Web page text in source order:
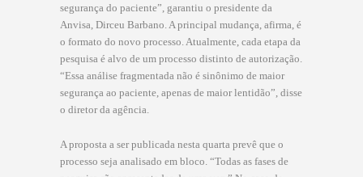
segurança do paciente”, garantiu o presidente da
Anvisa, Dirceu Barbano. A principal mudança, afirma, é
o formato do novo processo. Atualmente, cada etapa da
pesquisa é alvo de um processo distinto de autorização.
“Essa análise fragmentada não é sinônimo de maior
segurança ao paciente, apenas de maior lentidão”, disse
o diretor da agência.
A proposta a ser publicada nesta quarta prevê que o
processo seja analisado em bloco. “Todas as fases de